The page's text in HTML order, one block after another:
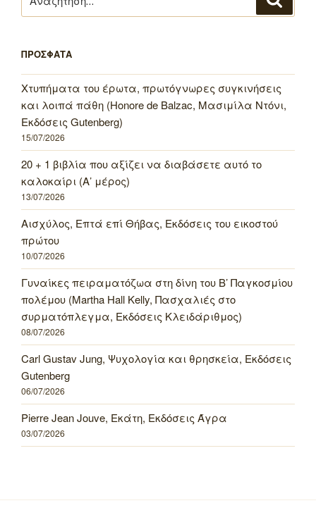
για:
ΠΡΟΣΦΑΤΑ
Χτυπήματα του έρωτα, πρωτόγνωρες συγκινήσεις
και λοιπά πάθη (Honore de Balzac, Μασιμίλα Ντόνι,
Εκδόσεις Gutenberg)
15/07/2026
20 + 1 βιβλία που αξίζει να διαβάσετε αυτό το
καλοκαίρι (Α’ μέρος)
13/07/2026
Αισχύλος, Επτά επί Θήβας, Εκδόσεις του εικοστού
πρώτου
10/07/2026
Γυναίκες πειραματόζωα στη δίνη του Β’ Παγκοσμίου
πολέμου (Martha Hall Kelly, Πασχαλιές στο
συρματόπλεγμα, Εκδόσεις Κλειδάριθμος)
08/07/2026
Carl Gustav Jung, Ψυχολογία και θρησκεία, Εκδόσεις
Gutenberg
06/07/2026
Pierre Jean Jouve, Εκάτη, Εκδόσεις Άγρα
03/07/2026